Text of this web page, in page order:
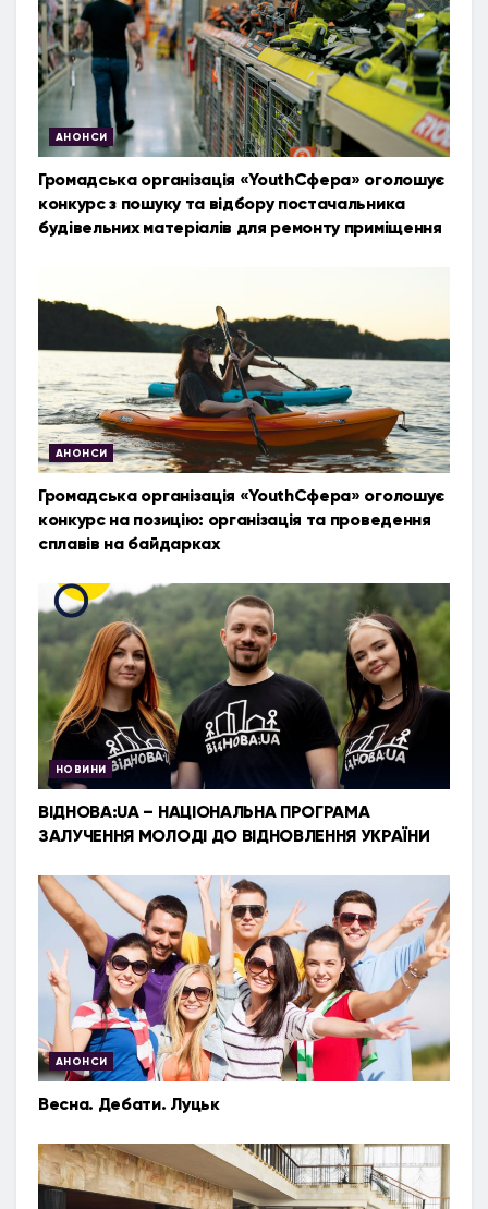
АНОНСИ
Громадська організація «YouthСфера» оголошує
конкурс з пошуку та відбору постачальника
будівельних матеріалів для ремонту приміщення
АНОНСИ
Громадська організація «YouthСфера» оголошує
конкурс на позицію: організація та проведення
сплавів на байдарках
НОВИНИ
ВІДНОВА:UA – НАЦІОНАЛЬНА ПРОГРАМА
ЗАЛУЧЕННЯ МОЛОДІ ДО ВІДНОВЛЕННЯ УКРАЇНИ
АНОНСИ
Весна. Дебати. Луцьк